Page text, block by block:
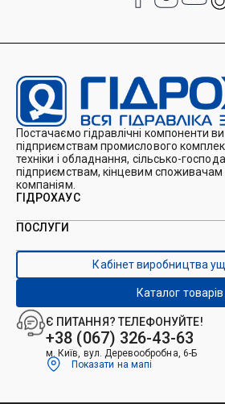
Постачаємо гідравлічні компоненти
підприємствам промислового
техніки і обладнання, сільсько-
підприємствам, кінцевим
компаніям.
Є ПИТАННЯ? ТЕЛЕФОНУЙТЕ!
+38 (067) 326-43-63
м. Київ, вул. Деревообробна, 6-Б
Показати на мапі
ГІДРОХАУС
Про нас
Каталоги
Контакти
ПОСЛУГИ
Виробництво ущільнень
Виробництво гідроциліндрів
Ремонт гідроциліндрів
Ремонт і виготовлення РВТ
Ремонт техніки
Гідрофікація авто
Кабінет виробництва
Каталог товарів